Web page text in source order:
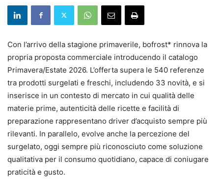
Con l’arrivo della stagione primaverile, bofrost* rinnova la
propria proposta commerciale introducendo il catalogo
Primavera/Estate 2026. L’offerta supera le 540 referenze
tra prodotti surgelati e freschi, includendo 33 novità, e si
inserisce in un contesto di mercato in cui qualità delle
materie prime, autenticità delle ricette e facilità di
preparazione rappresentano driver d’acquisto sempre più
rilevanti. In parallelo, evolve anche la percezione del
surgelato, oggi sempre più riconosciuto come soluzione
qualitativa per il consumo quotidiano, capace di coniugare
praticità e gusto.